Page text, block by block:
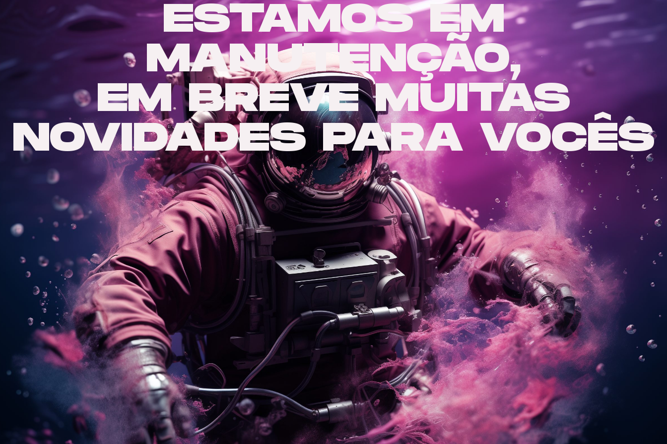
ESTAMOS EM
MANUTENÇÃO,
EM BREVE MUITAS
NOVIDADES PARA VOCÊS